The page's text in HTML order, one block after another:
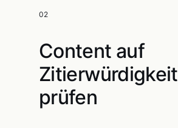
02
Content auf
Zitierwürdigkeit
prüfen